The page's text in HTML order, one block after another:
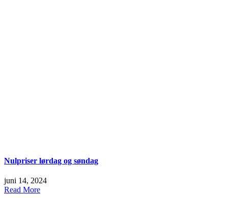
Nulpriser lørdag og søndag
juni 14, 2024
Read More